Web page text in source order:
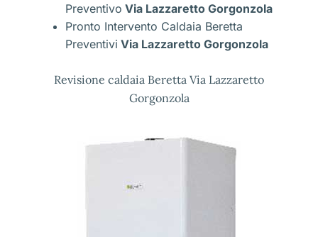
Preventivo Via Lazzaretto Gorgonzola
Pronto Intervento Caldaia Beretta
Preventivi Via Lazzaretto Gorgonzola
Revisione caldaia Beretta Via Lazzaretto
Gorgonzola